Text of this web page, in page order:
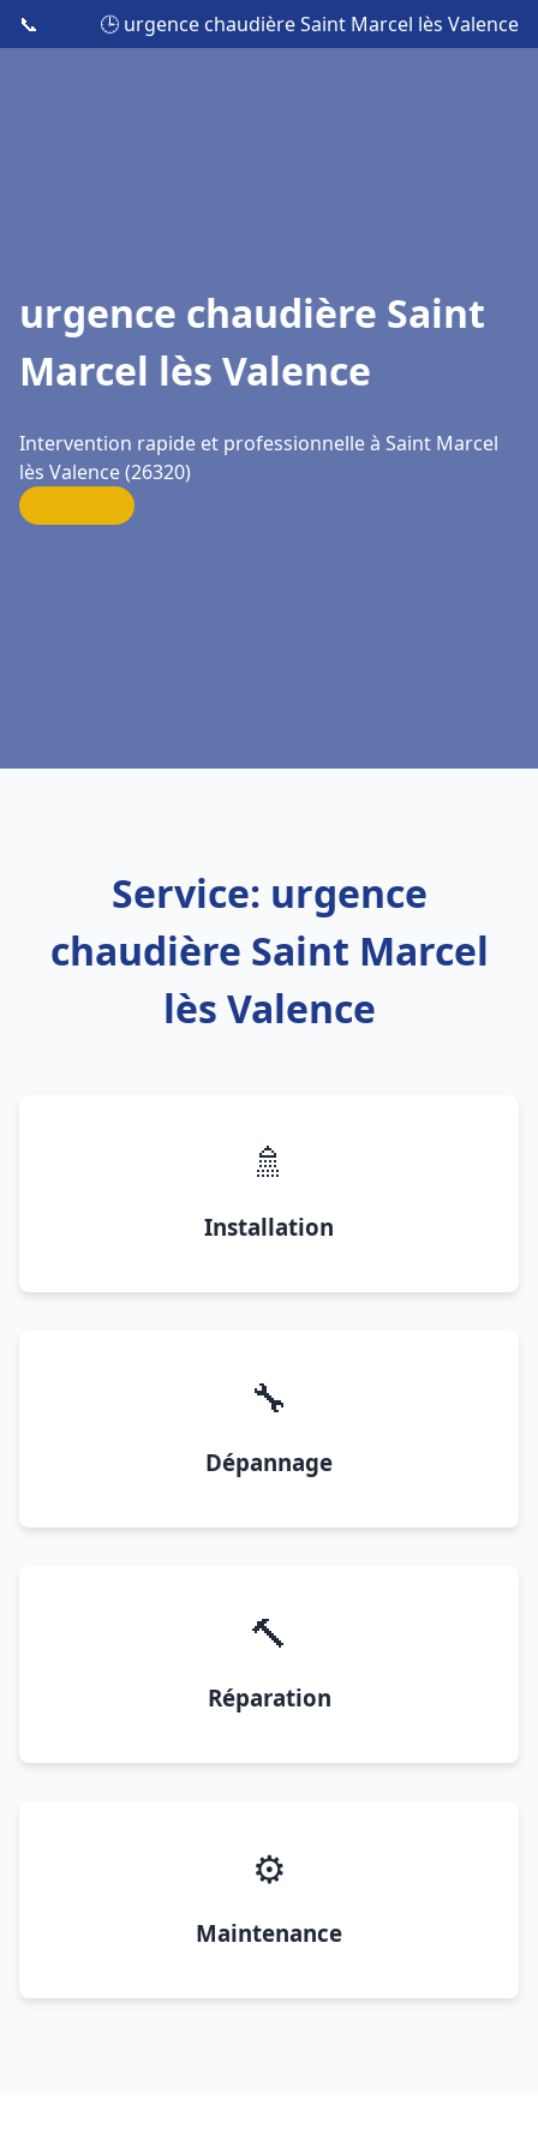
📞 🕒 urgence chaudière Saint Marcel lès Valence
urgence chaudière Saint
Marcel lès Valence
Intervention rapide et professionnelle à Saint Marcel
lès Valence (26320)
Service: urgence
chaudière Saint Marcel
lès Valence
🚿
Installation
🔧
Dépannage
🔨
Réparation
⚙️
Maintenance